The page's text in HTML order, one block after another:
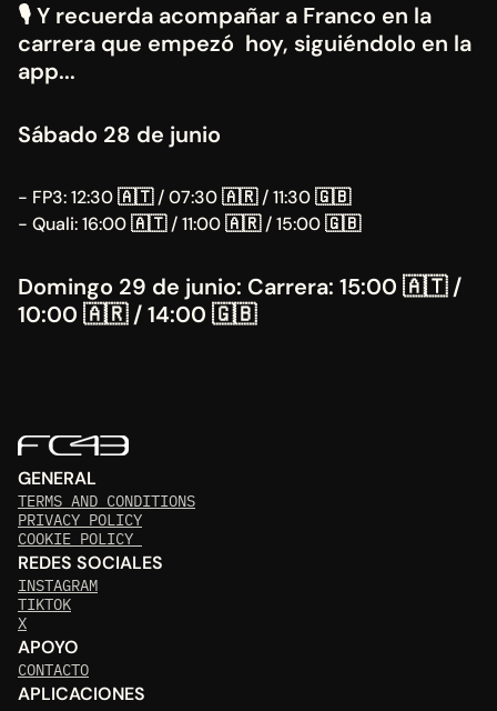
🎙 Y recuerda acompañar a Franco en la
carrera que empezó  hoy, siguiéndolo en la
app...
Sábado 28 de junio
- FP3: 12:30 🇦🇹 / 07:30 🇦🇷 / 11:30 🇬🇧
- Quali: 16:00 🇦🇹 / 11:00 🇦🇷 / 15:00 🇬🇧
Domingo 29 de junio: Carrera: 15:00 🇦🇹 /
10:00 🇦🇷 / 14:00 🇬🇧
GENERAL
TERMS AND CONDITIONS
PRIVACY POLICY
COOKIE POLICY
REDES SOCIALES
INSTAGRAM
TIKTOK
X
APOYO
CONTACTO
APLICACIONES